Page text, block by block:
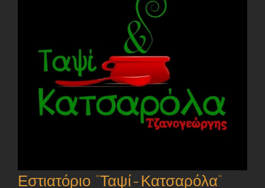
Εστιατόριο “Ταψί-Κατσαρόλα”